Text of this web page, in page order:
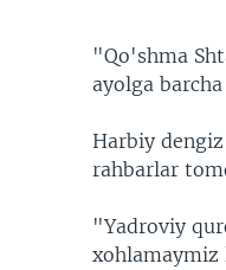
"Qo'shma
ayolga
Harbiy
rahbarlar
"Yadroviy